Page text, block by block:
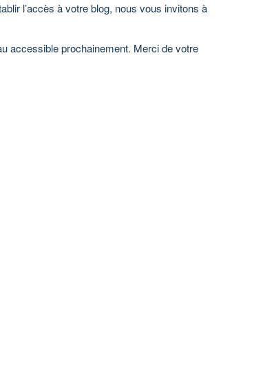
l’accès à votre blog, nous vous invitons à
accessible prochainement. Merci de votre